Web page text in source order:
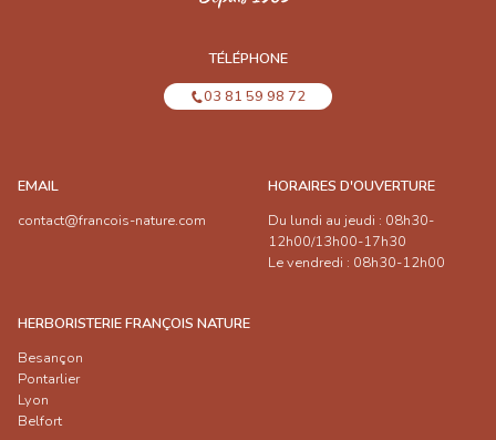
TÉLÉPHONE
03 81 59 98 72
EMAIL
contact@francois-nature.com
HORAIRES D'OUVERTURE
Du lundi au jeudi : 08h30-
12h00/13h00-17h30
Le vendredi : 08h30-12h00
HERBORISTERIE FRANÇOIS NATURE
Besançon
Pontarlier
Lyon
Belfort